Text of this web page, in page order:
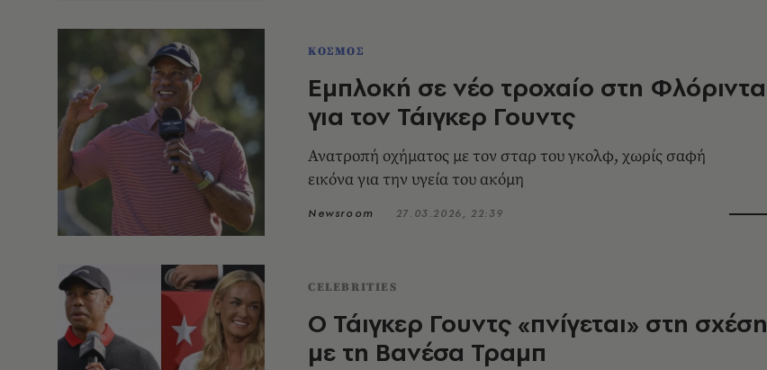
ΚΟΣΜΟΣ
Εμπλοκή σε νέο τροχαίο στη Φλόριντα
για τον Τάιγκερ Γουντς
Ανατροπή οχήματος με τον σταρ του γκολφ, χωρίς σαφή
εικόνα για την υγεία του ακόμη
Newsroom 27.03.2026, 22:39
CELEBRITIES
Ο Τάιγκερ Γουντς «πνίγεται» στη σχέση
με τη Βανέσα Τραμπ